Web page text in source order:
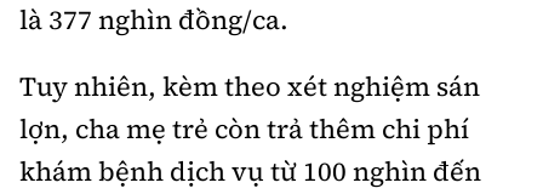
là 377 nghìn đồng/ca.
Tuy nhiên, kèm theo xét nghiệm sán
lợn, cha mẹ trẻ còn trả thêm chi phí
khám bệnh dịch vụ từ 100 nghìn đến